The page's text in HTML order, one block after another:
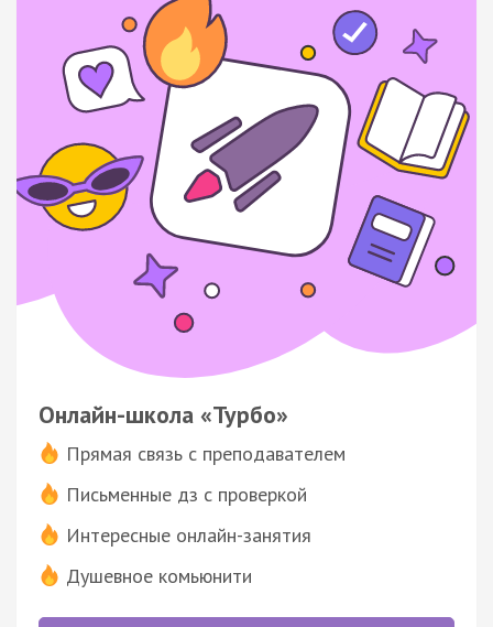
Онлайн-школа «Турбо»
Прямая связь с преподавателем
Письменные дз с проверкой
Интересные онлайн-занятия
Душевное комьюнити